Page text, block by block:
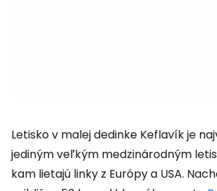
Letisko v malej dedinke Keflavík je
jediným veľkým medzinárodným
kam lietajú linky z Európy a USA.